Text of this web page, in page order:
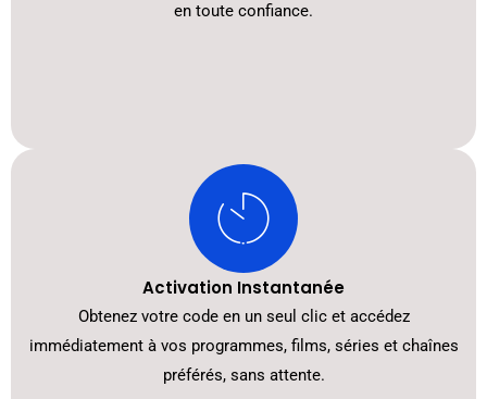
en toute confiance.
Activation Instantanée
Obtenez votre code en un seul clic et accédez
immédiatement à vos programmes, films, séries et chaînes
préférés, sans attente.